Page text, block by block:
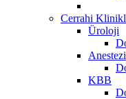
Cerrahi
Üroloji
Anestezi
KBB